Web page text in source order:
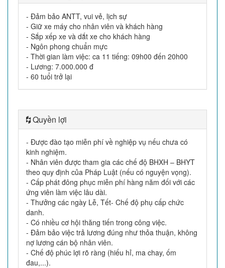
- Đảm bảo ANTT, vui vẻ, lịch sự
- Giữ xe máy cho nhân viên và khách hàng
- Sắp xếp xe và dắt xe cho khách hàng
- Ngôn phong chuẩn mực
- Thời gian làm việc: ca 11 tiếng: 09h00 đến 20h00
- Lương: 7.000.000 đ
- 60 tuổi trở lại
Quyền lợi
- Được đào tạo miễn phí về nghiệp vụ nếu chưa có
kinh nghiệm.
- Nhân viên được tham gia các chế độ BHXH – BHYT
theo quy định của Pháp Luật (nếu có nguyện vọng).
- Cấp phát đông phục miễn phí hàng năm đối với các
ứng viên làm việc lâu dài.
- Thưởng các ngày Lễ, Tết- Chế độ phụ cấp chức
danh.
- Có nhiều cơ hội thăng tiến trong công việc.
- Đảm bảo việc trả lương đúng như thỏa thuận, không
nợ lương cán bộ nhân viên.
- Chế độ phúc lợi rõ ràng (hiếu hỉ, ma chay, ốm
đau,...).